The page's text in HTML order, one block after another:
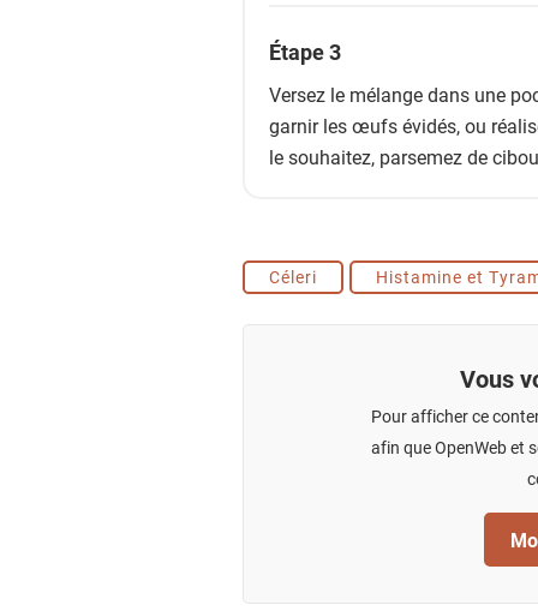
Étape 3
Versez le mélange dans une
garnir les œufs évidés, ou
le souhaitez, parsemez de
Céleri Histamine et
Vous
Pour afficher ce
afin que OpenWeb et